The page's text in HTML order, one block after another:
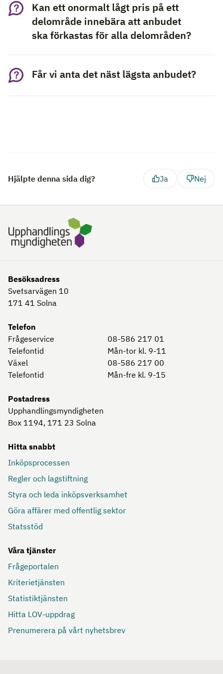
Kan ett onormalt lågt pris på ett
delområde innebära att anbudet
ska förkastas för alla delområden?
Får vi anta det näst lägsta anbudet?
Hjälpte denna sida dig? Ja Nej
Besöksadress
Svetsarvägen 10
171 41 Solna
Telefon
Frågeservice
08-586 217 01
Telefontid
Mån-tor kl. 9-11
Växel
08-586 217 00
Telefontid
Mån-fre kl. 9-15
Postadress
Upphandlingsmyndigheten
Box 1194, 171 23 Solna
Hitta snabbt
Inköpsprocessen
Regler och lagstiftning
Styra och leda inköpsverksamhet
Göra affärer med offentlig sektor
Statsstöd
Våra tjänster
Frågeportalen
Kriterietjänsten
Statistiktjänsten
Hitta LOV-uppdrag
Prenumerera på vårt nyhetsbrev